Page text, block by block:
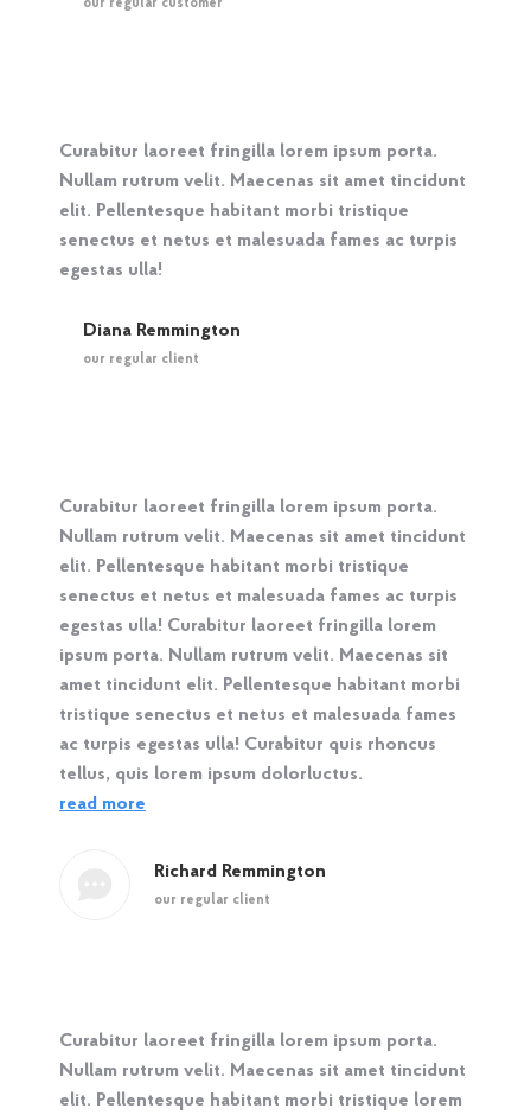
our regular customer
Diana Remmington
our regular client
Curabitur laoreet fringilla lorem ipsum porta.
Nullam rutrum velit. Maecenas sit amet tincidunt
elit. Pellentesque habitant morbi tristique
senectus et netus et malesuada fames ac turpis
egestas ulla!
Richard Remmington
our regular client
Curabitur laoreet fringilla lorem ipsum porta.
Nullam rutrum velit. Maecenas sit amet tincidunt
elit. Pellentesque habitant morbi tristique
senectus et netus et malesuada fames ac turpis
egestas ulla! Curabitur laoreet fringilla lorem
ipsum porta. Nullam rutrum velit. Maecenas sit
amet tincidunt elit. Pellentesque habitant morbi
tristique senectus et netus et malesuada fames
ac turpis egestas ulla! Curabitur quis rhoncus
tellus, quis lorem ipsum dolorluctus.
read more
Curabitur laoreet fringilla lorem ipsum porta.
Nullam rutrum velit. Maecenas sit amet tincidunt
elit. Pellentesque habitant morbi tristique lorem